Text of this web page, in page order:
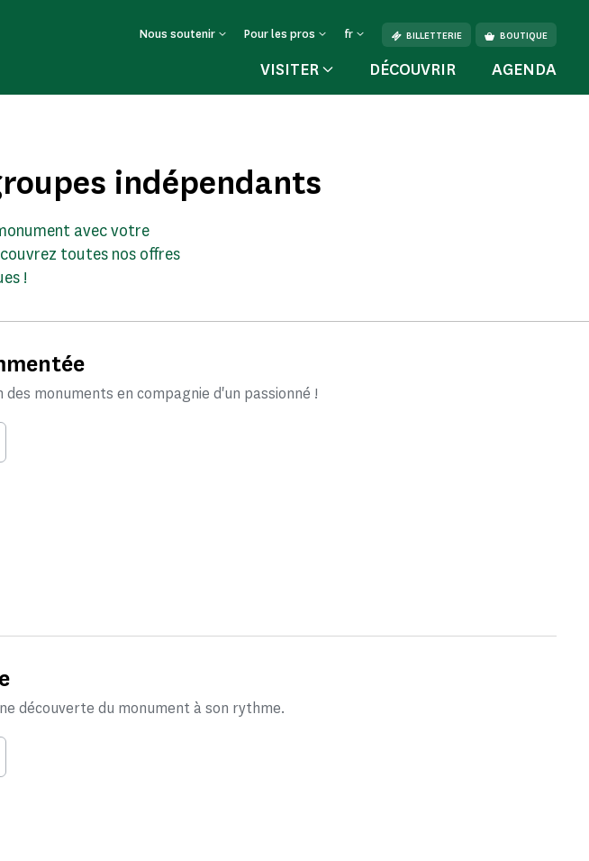
Nous soutenir Pour les pros fr BILLETTERIE BOUTIQUE
VISITER DÉCOUVRIR AGENDA
indépendants
avec votre
toutes nos offres
!
des monuments en compagnie d'un passionné !
découverte du monument à son rythme.